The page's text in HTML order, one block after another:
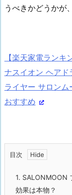
うべきかどうかが
【楽天家電ラン
ナスイオン ヘアド
ライヤー サロン
おすすめ
目次
1. SALONMOON
効果は本物？